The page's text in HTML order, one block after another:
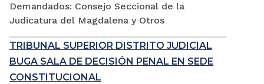
Demandados: Consejo Seccional de la
Judicatura del Magdalena y Otros
TRIBUNAL SUPERIOR DISTRITO JUDICIAL
BUGA SALA DE DECISIÓN PENAL EN SEDE
CONSTITUCIONAL